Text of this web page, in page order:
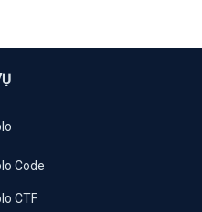
Code
CTF